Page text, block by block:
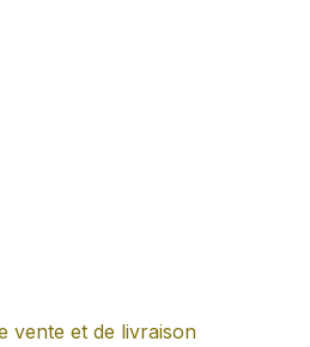
vente et de livraison